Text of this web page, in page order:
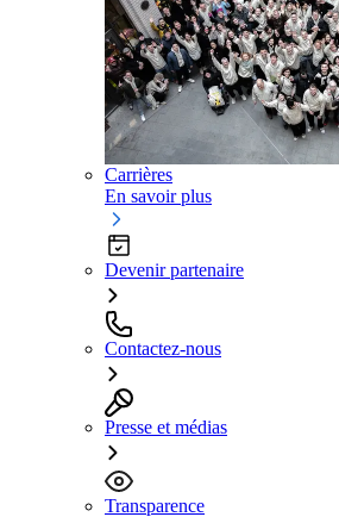
Carrières
En savoir plus
Devenir partenaire
Contactez-nous
Presse et médias
Transparence